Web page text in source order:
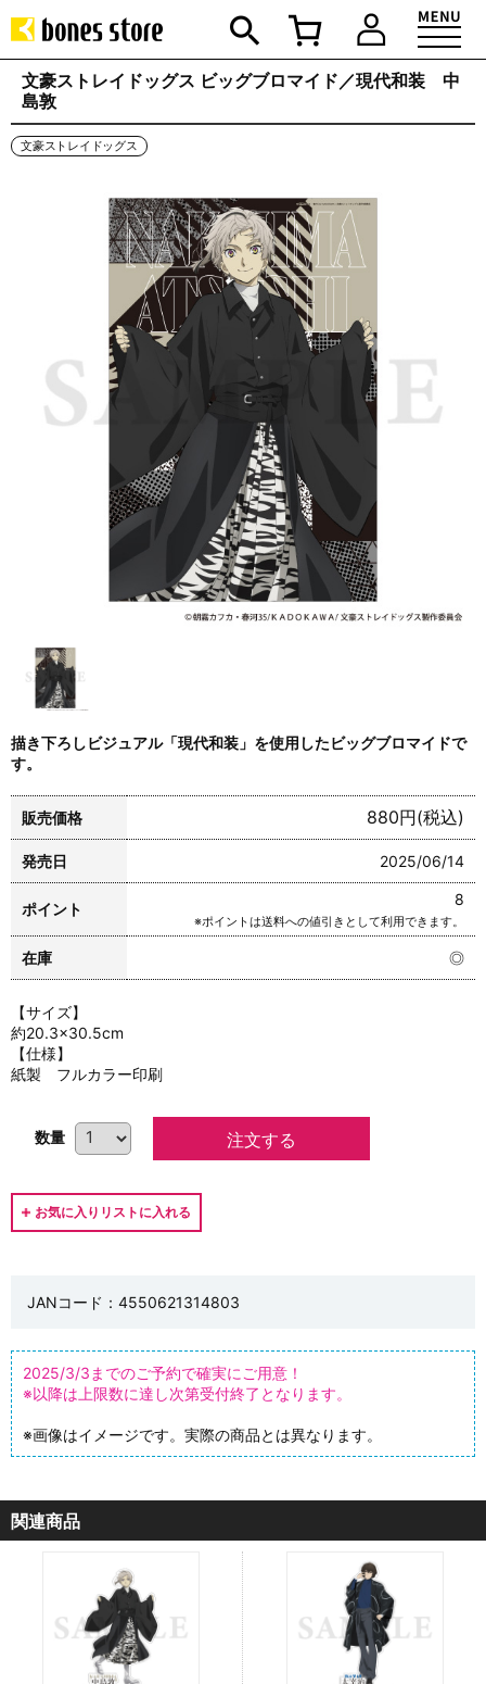
文豪ストレイドッグス ビッグブロマイド／現代和装 中
島敦
文豪ストレイドッグス
描き下ろしビジュアル「現代和装」を使用したビッグブロマイドで
す。
販売価格 880円(税込)
発売日 2025/06/14
ポイント
8
※ポイントは送料への値引きとして利用できます。
在庫 ◎
【サイズ】
約20.3×30.5cm
【仕様】
紙製 フルカラー印刷
数量
JANコード：4550621314803
2025/3/3までのご予約で確実にご用意！
※以降は上限数に達し次第受付終了となります。
※画像はイメージです。実際の商品とは異なります。
関連商品